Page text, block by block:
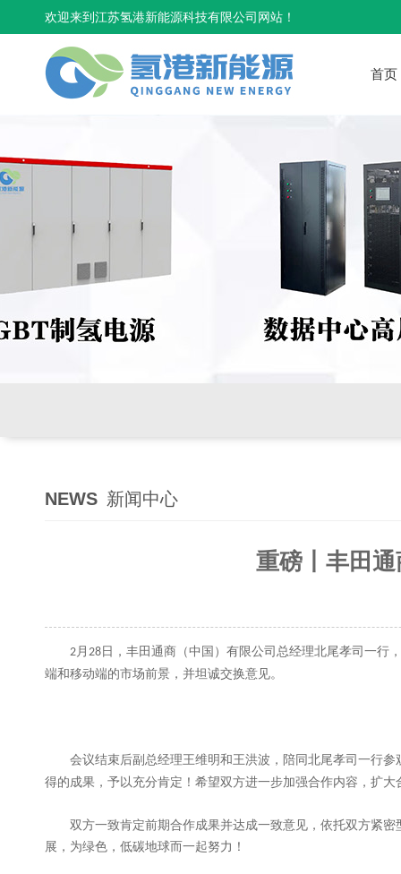
欢迎来到江苏氢港新能源科技有限公司网站！
首页
NEWS 新闻中心
重磅丨丰田
2月 28 日， 丰田通商（中国）有限公司 总经理北尾孝司 一行 ，
端和移动端的市场前景 ， 并坦诚交换意见。
会议结束后副总经理王维明和王洪波 ， 陪同 北尾孝司 一行参
得的成果 ， 予以充分肯定 ！ 希望双方进一步加强合作内容，扩大
双方一致肯定前期合作成果并达成一致意见，依托双方紧
展，为绿色，低碳地球而一起努力！